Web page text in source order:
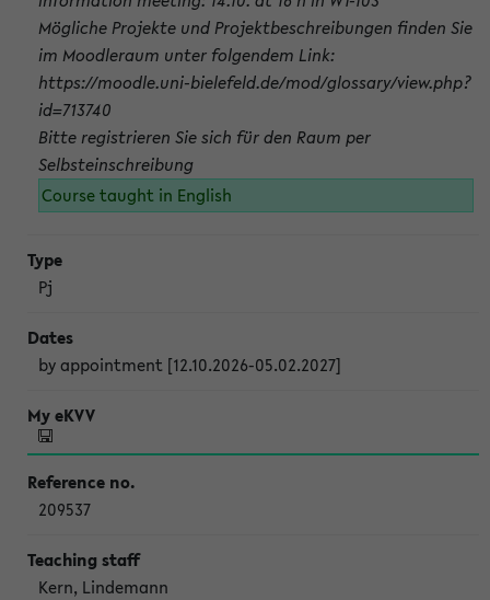
Mögliche Projekte und Projektbeschreibungen finden Sie
im Moodleraum unter folgendem Link:
https://moodle.uni-bielefeld.de/mod/glossary/view.php?
id=713740
Bitte registrieren Sie sich für den Raum per
Selbsteinschreibung
Course taught in English
Pj
by appointment [12.10.2026-05.02.2027]
209537
Kern, Lindemann